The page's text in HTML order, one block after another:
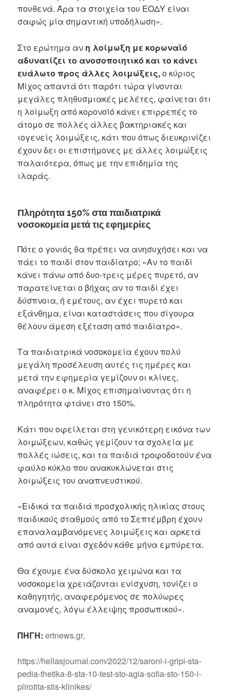
πουθενά. Άρα τα στοιχεία του ΕΟΔΥ είναι
σαφώς μία σημαντική υποδήλωση».
Στο ερώτημα αν η λοίμωξη με κορωναϊό
αδυνατίζει το ανοσοποιητικό και το κάνει
ευάλωτο προς άλλες λοιμώξεις,ο κύριος
Μίχος απαντά ότι παρότι τώρα γίνονται
μεγάλες πληθυσμιακές μελέτες, φαίνεται ότι
η λοίμωξη από κορονοϊό κάνει επιρρεπές το
άτομο σε πολλές άλλες βακτηριακές και
ιογενείς λοιμώξεις, κάτι που όπως διευκρινίζει
έχουν δει οι επιστήμονες με άλλες λοιμώξεις
παλαιότερα, όπως με την επιδημία της
ιλαράς.
Πληρότητα 150% στα παιδιατρικά
νοσοκομεία μετά τις εφημερίες
Πότε ο γονιός θα πρέπει να ανησυχήσει και να
πάει το παιδί στον παιδίατρο; «Αν το παιδί
κάνει πάνω από δυο-τρεις μέρες πυρετό, αν
παρατείνεται ο βήχας αν το παιδί έχει
δύσπνοια, ή εμέτους, αν έχει πυρετό και
εξάνθημα, είναι καταστάσεις που σίγουρα
θέλουν άμεση εξέταση από παιδίατρο».
Τα παιδιατρικά νοσοκομεία έχουν πολύ
μεγάλη προσέλευση αυτές τις ημέρες και
μετά την εφημερία γεμίζουν οι κλίνες,
αναφέρει ο κ. Μίχος επισημαίνοντας ότι η
πληρότητα φτάνει στο 150%.
Κάτι που οφείλεται στη γενικότερη εικόνα των
λοιμώξεων, καθώς γεμίζουν τα σχολεία με
πολλές ιώσεις, και τα παιδιά τροφοδοτούν ένα
φαύλο κύκλο που ανακυκλώνεται στις
λοιμώξεις του αναπνευστικού.
«Ειδικά τα παιδιά προσχολικής ηλικίας στους
παιδικούς σταθμούς από το Σεπτέμβρη έχουν
επαναλαμβανόμενες λοιμώξεις και αρκετά
από αυτά είναι σχεδόν κάθε μήνα εμπύρετα.
Θα έχουμε ένα δύσκολο χειμώνα και τα
νοσοκομεία χρειάζονται ενίσχυση, τονίζει ο
καθηγητής, αναφερόμενος σε πολύωρες
αναμονές, λόγω έλλειψης προσωπικού».
ΠΗΓΗ:ertnews.gr,
https://hellasjournal.com/2022/12/saroni-i-gripi-sta-
pedia-thetika-8-sta-10-test-sto-agia-sofia-sto-150-i-
plirotita-stis-klinikes/